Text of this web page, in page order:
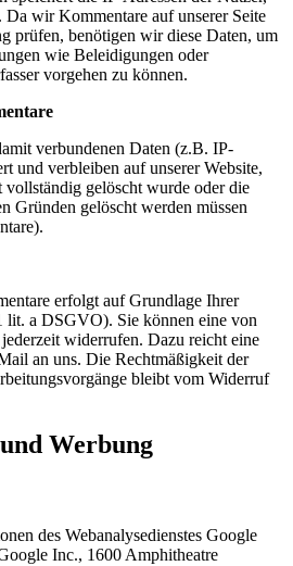
Da wir Kommentare auf unserer Seite
prüfen, benötigen wir diese Daten, um
wie Beleidigungen oder
vorgehen zu können.
verbundenen Daten (z.B. IP-
und verbleiben auf unserer Website,
gelöscht wurde oder die
Gründen gelöscht werden müssen
erfolgt auf Grundlage Ihrer
a DSGVO). Sie können eine von
widerrufen. Dazu reicht eine
an uns. Die Rechtmäßigkeit der
bleibt vom Widerruf
Werbung
des Webanalysedienstes Google
Inc., 1600 Amphitheatre